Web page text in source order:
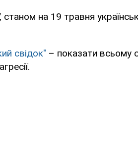
на 19 травня
свідок" – показати всьому